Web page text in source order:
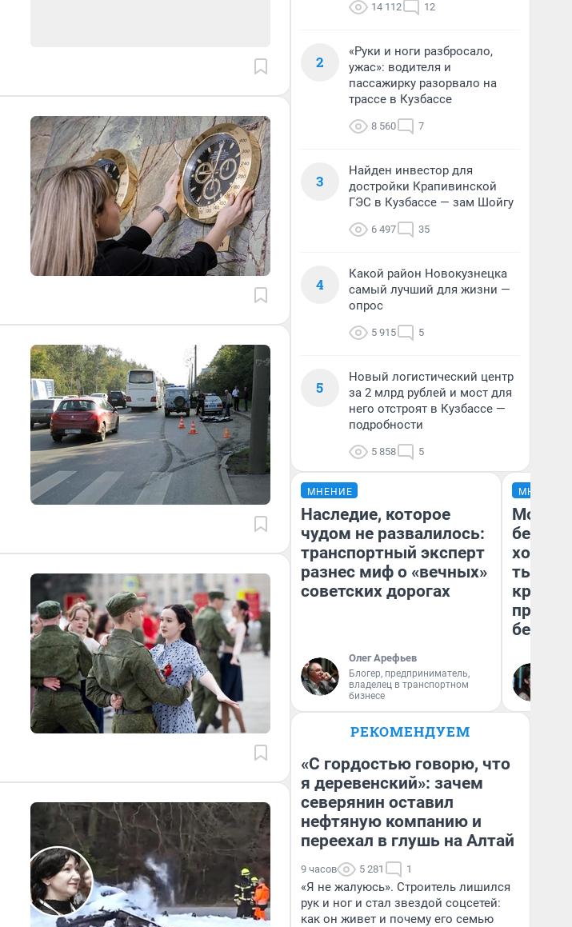
14 112 12
2
«Руки и ноги разбросало,
ужас»: водителя и
пассажирку разорвало на
трассе в Кузбассе
8 560 7
3
Найден инвестор для
достройки Крапивинской
ГЭС в Кузбассе — зам Шойгу
6 497 35
4
Какой район Новокузнецка
самый лучший для жизни —
опрос
5 915 5
5
Новый логистический центр
за 2 млрд рублей и мост для
него отстроят в Кузбассе —
подробности
5 858 5
МНЕНИЕ
Наследие, которое
чудом не развалилось:
транспортный эксперт
разнес миф о «вечных»
советских дорогах
Олег Арефьев
Блогер, предприниматель,
владелец в транспортном
бизнесе
МНЕНИЕ
Мой
хотела
тысяч,
РЕКОМЕНДУЕМ
«С гордостью говорю, что
я деревенский»: зачем
северянин оставил
нефтяную компанию и
переехал в глушь на Алтай
9 часов 5 281 1
«Я не жалуюсь». Строитель лишился
рук и ног и стал звездой соцсетей:
как он живет и почему его семью